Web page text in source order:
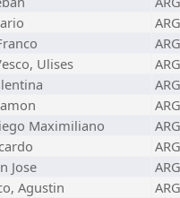
ARG
ARG
Ulises
ARG
ARG
ARG
Maximiliano
ARG
ARG
Jose
ARG
Agustin
ARG